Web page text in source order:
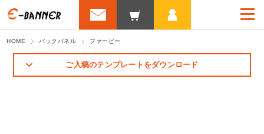
HOME バックパネル ファービー
ご入稿のテンプレートをダウンロード